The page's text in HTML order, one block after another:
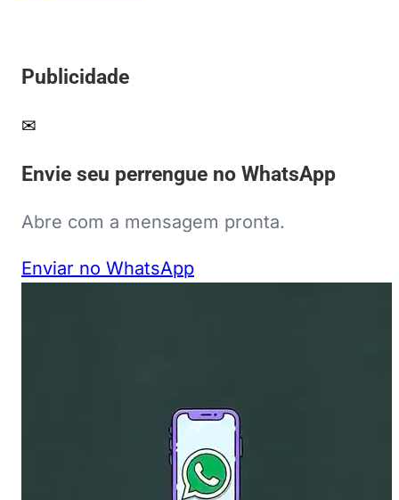
Publicidade
✉
Envie seu perrengue no WhatsApp
Abre com a mensagem pronta.
Enviar no WhatsApp